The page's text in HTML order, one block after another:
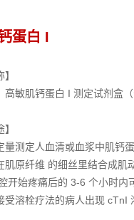
蛋白 I
】
高敏肌钙蛋白 I 测定试剂盒
】
量测定人血清或血浆中肌钙
肌原纤维 的细丝里结合成
开始疼痛后的 3-6 个小时
受溶栓疗法的病人出现 cTnI